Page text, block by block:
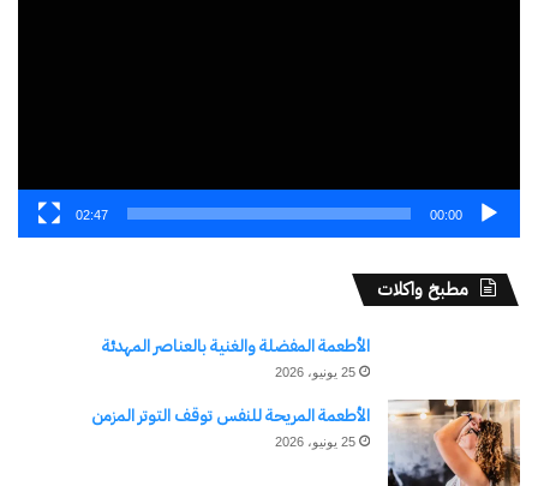
00:00
02:47
مطبخ واكلات
الأطعمة المفضلة والغنية بالعناصر المهدئة
25 يونيو، 2026
الأطعمة المريحة للنفس توقف التوتر المزمن
25 يونيو، 2026